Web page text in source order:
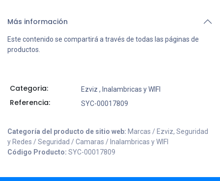
Más información
Este contenido se compartirá a través de todas las páginas de
productos.
Categoria: Ezviz , Inalambricas y WIFI
Referencia: SYC-00017809
Categoría del producto de sitio web: Marcas / Ezviz, Seguridad
y Redes / Seguridad / Camaras / Inalambricas y WIFI
Código Producto: SYC-00017809